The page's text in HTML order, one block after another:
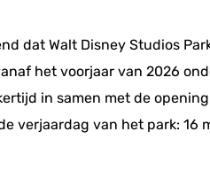
dat Walt Disney Studios
het voorjaar van 2026
in samen met de
verjaardag van het park: 16